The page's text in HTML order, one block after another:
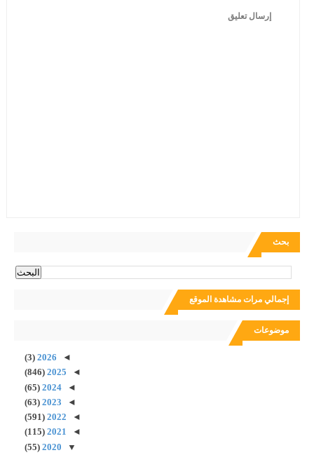
إرسال تعليق
بحث
إجمالي مرات مشاهدة الموقع
موضوعات
◄
2026
(3)
◄
2025
(846)
◄
2024
(65)
◄
2023
(63)
◄
2022
(591)
◄
2021
(115)
▼
2020
(55)